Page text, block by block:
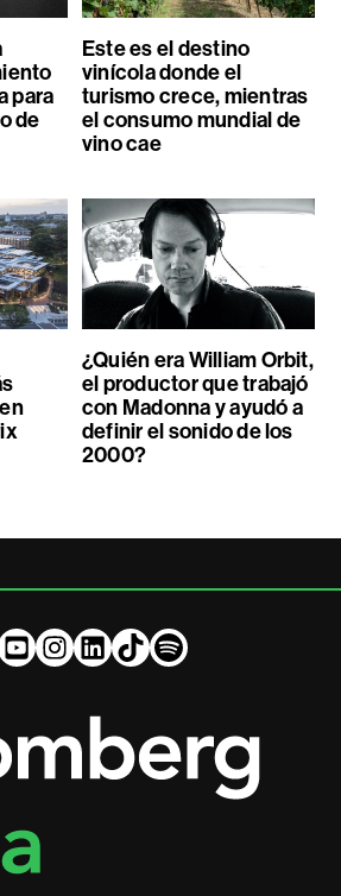
para
de
Este es el destino
vinícola donde el
turismo crece, mientras
el consumo mundial de
vino cae
¿Quién era William Orbit,
el productor que trabajó
con Madonna y ayudó a
definir el sonido de los
2000?